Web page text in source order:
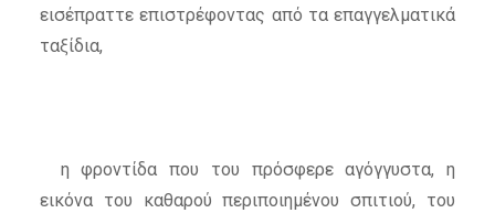
εισέπραττε επιστρέφοντας από τα επαγγελματικά
ταξίδια,
η φροντίδα που του πρόσφερε αγόγγυστα, η
εικόνα του καθαρού περιποιημένου σπιτιού, του